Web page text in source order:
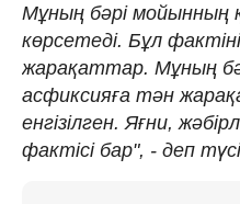
Мұның бәрі мойынның
көрсетеді. Бұл
жарақаттар. Мұның
асфиксияға тән
енгізілген. Яғни,
фактісі бар", - деп